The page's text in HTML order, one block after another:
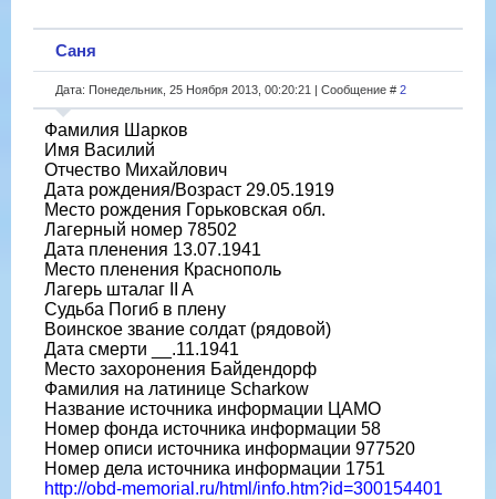
Саня
Дата: Понедельник, 25 Ноября 2013, 00:20:21 | Сообщение # 2
Фамилия Шарков
Имя Василий
Отчество Михайлович
Дата рождения/Возраст 29.05.1919
Место рождения Горьковская обл.
Лагерный номер 78502
Дата пленения 13.07.1941
Место пленения Краснополь
Лагерь шталаг II A
Судьба Погиб в плену
Воинское звание солдат (рядовой)
Дата смерти __.11.1941
Место захоронения Байдендорф
Фамилия на латинице Scharkow
Название источника информации ЦАМО
Номер фонда источника информации 58
Номер описи источника информации 977520
Номер дела источника информации 1751
http://obd-memorial.ru/html/info.htm?id=300154401